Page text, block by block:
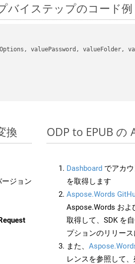
バイステップのコード例
valuePassword, valueFolder,
換
ジョン
ODP to EPUB の
Dashboard でアカ
を取得します
Aspose.Words
Aspose.Words およ
取得して、SDK を
プションのリリース
また、
レンスを参照して